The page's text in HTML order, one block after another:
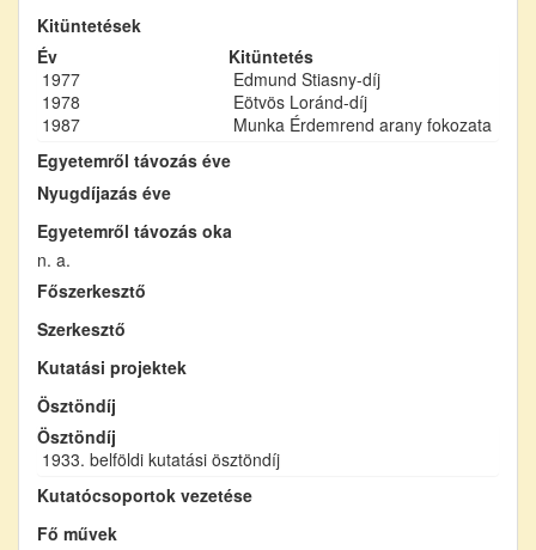
Kitüntetések
Év
Kitüntetés
1977
Edmund Stiasny-díj
1978
Eötvös Loránd-díj
1987
Munka Érdemrend arany fokozata
Egyetemről távozás éve
Nyugdíjazás éve
Egyetemről távozás oka
n. a.
Főszerkesztő
Szerkesztő
Kutatási projektek
Ösztöndíj
Ösztöndíj
1933. belföldi kutatási ösztöndíj
Kutatócsoportok vezetése
Fő művek